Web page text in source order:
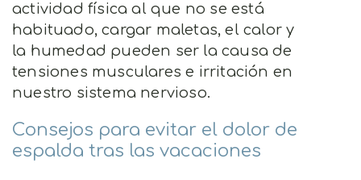
actividad física al que no se está
habituado, cargar maletas, el calor y
la humedad pueden ser la causa de
tensiones musculares e irritación en
nuestro sistema nervioso.
Consejos para evitar el dolor de
espalda tras las vacaciones